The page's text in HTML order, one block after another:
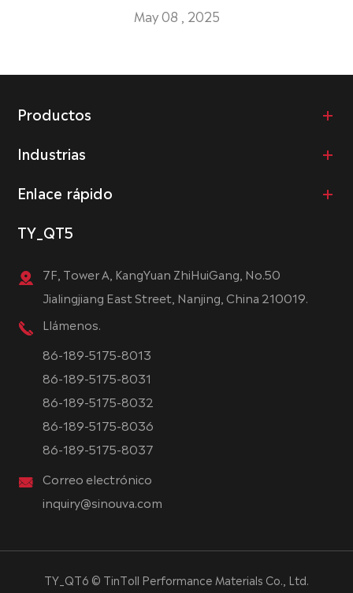
May 08 , 2025
Productos
Industrias
Enlace rápido
TY_QT5
7F, Tower A, KangYuan ZhiHuiGang, No.50
Jialingjiang East Street, Nanjing, China 210019.
Llámenos.
86-189-5175-8013
86-189-5175-8031
86-189-5175-8032
86-189-5175-8036
86-189-5175-8037
Correo electrónico
inquiry@sinouva.com
TY_QT6 © TinToll Performance Materials Co., Ltd.